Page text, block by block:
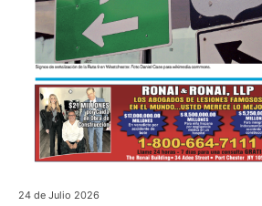
24 de Julio 2026